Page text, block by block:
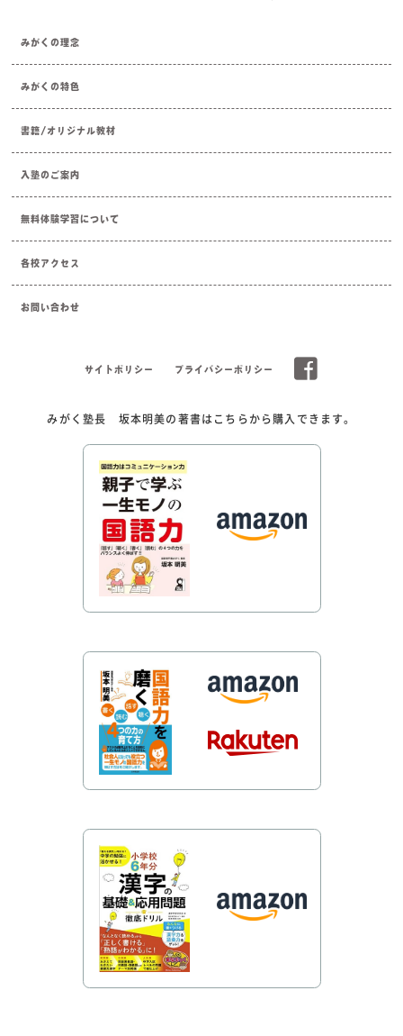
みがくの理念
みがくの特色
書籍/オリジナル教材
入塾のご案内
無料体験学習について
各校アクセス
お問い合わせ
サイトポリシー プライバシーポリシー
みがく塾長 坂本明美の著書はこちらから購入できます。